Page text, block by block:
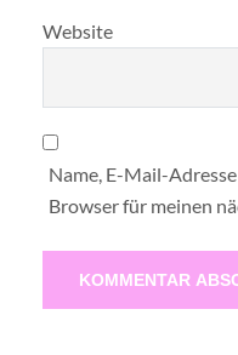
Website
Name, E-Mail-
Browser für meinen